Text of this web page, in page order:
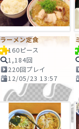
ラーメン定食
160ピース
1,184回
220回プレイ
12/05/23 13:57